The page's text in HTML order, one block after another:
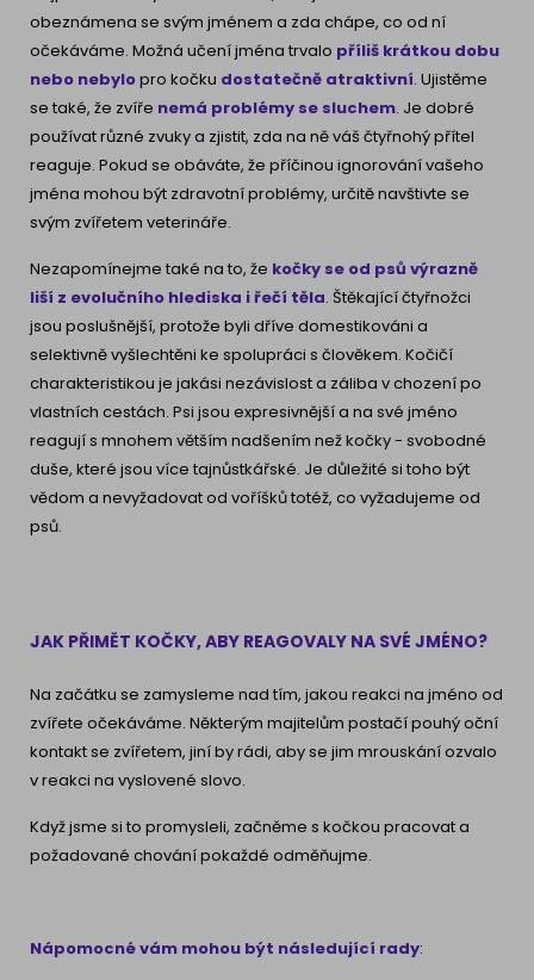
obeznámena se svým jménem a zda chápe, co od ní
očekáváme. Možná učení jména trvalo příliš krátkou dobu
nebo nebylopro kočku dostatečně atraktivní. Ujistěme
se také, že zvíře nemá problémy se sluchem. Je dobré
používat různé zvuky a zjistit, zda na ně váš čtyřnohý přítel
reaguje. Pokud se obáváte, že příčinou ignorování vašeho
jména mohou být zdravotní problémy, určitě navštivte se
svým zvířetem veterináře.
Nezapomínejme také na to, že kočky se od psů výrazně
liší z evolučního hlediska i řečí těla. Štěkající čtyřnožci
jsou poslušnější, protože byli dříve domestikováni a
selektivně vyšlechtěni ke spolupráci s člověkem. Kočičí
charakteristikou je jakási nezávislost a záliba v chození po
vlastních cestách. Psi jsou expresivnější a na své jméno
reagují s mnohem větším nadšením než kočky - svobodné
duše, které jsou více tajnůstkářské. Je důležité si toho být
vědom a nevyžadovat od voříšků totéž, co vyžadujeme od
psů.
JAK PŘIMĚT KOČKY, ABY REAGOVALY NA SVÉ JMÉNO?
Na začátku se zamysleme nad tím, jakou reakci na jméno od
zvířete očekáváme. Některým majitelům postačí pouhý oční
kontakt se zvířetem, jiní by rádi, aby se jim mrouskání ozvalo
v reakci na vyslovené slovo.
Když jsme si to promysleli, začněme s kočkou pracovat a
požadované chování pokaždé odměňujme.
Nápomocné vám mohou být následující rady: